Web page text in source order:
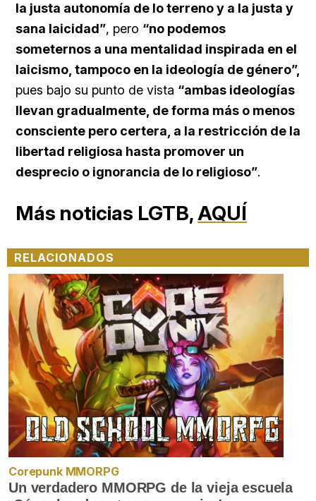
la justa autonomía de lo terreno y a la justa y
sana laicidad”, pero “no podemos
someternos a una mentalidad inspirada en el
laicismo, tampoco en la ideología de género”,
pues bajo su punto de vista “ambas ideologías
llevan gradualmente, de forma más o menos
consciente pero certera, a la restricción de la
libertad religiosa hasta promover un
desprecio o ignorancia de lo religioso”.
Más noticias LGTB,AQUÍ
RELACIONADOS
Corepunk MMORPG
Un verdadero MMORPG de la vieja escuela